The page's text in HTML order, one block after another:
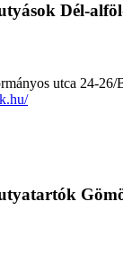
Dél-
utca 24-